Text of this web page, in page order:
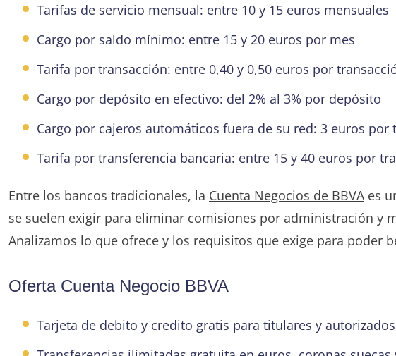
Tarifas de servicio mensual: entre 10 y 15 euros mensuales
Cargo por saldo mínimo: entre 15 y 20 euros por mes
Tarifa por transacción: entre 0,40 y 0,50 euros por
Cargo por depósito en efectivo: del 2% al 3% por depósito
Cargo por cajeros automáticos fuera de su red: 3 euros por
Tarifa por transferencia bancaria: entre 15 y 40 euros por
Entre los bancos tradicionales, la Cuenta Negocios de BBVAes
se suelen exigir para eliminar comisiones por administración y
Analizamos lo que ofrece y los requisitos que exige para poder
Oferta Cuenta Negocio BBVA
Tarjeta de debito y credito gratis para titulares y autorizados